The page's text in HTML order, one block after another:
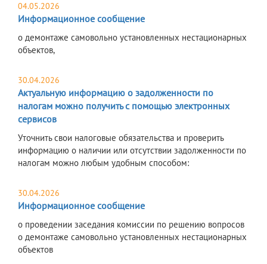
04.05.2026
Информационное сообщение
о демонтаже самовольно установленных нестационарных
объектов,
30.04.2026
Актуальную информацию о задолженности по
налогам можно получить с помощью электронных
сервисов
Уточнить свои налоговые обязательства и проверить
информацию о наличии или отсутствии задолженности по
налогам можно любым удобным способом:
30.04.2026
Информационное сообщение
о проведении заседания комиссии по решению вопросов
о демонтаже самовольно установленных нестационарных
объектов